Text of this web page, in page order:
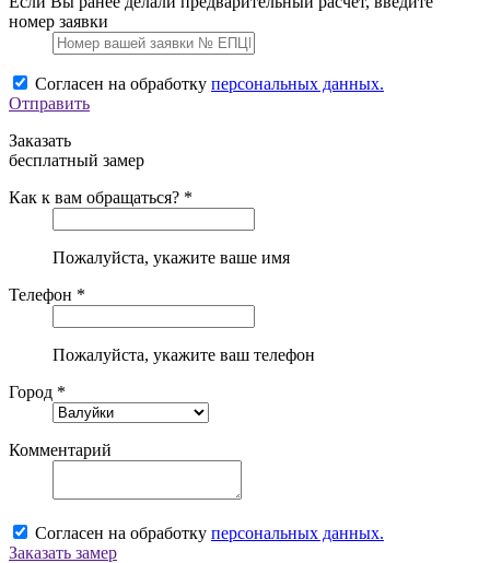
номер заявки
Согласен на обработку персональных данных.
Отправить
Заказать
бесплатный замер
Как к вам обращаться? *
Пожалуйста, укажите ваше имя
Телефон *
Пожалуйста, укажите ваш телефон
Город *
Комментарий
Согласен на обработку персональных данных.
Заказать замер